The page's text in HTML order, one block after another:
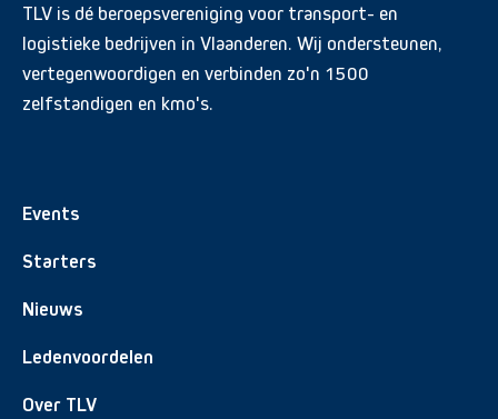
TLV is dé beroepsvereniging voor transport- en
logistieke bedrijven in Vlaanderen. Wij ondersteunen,
vertegenwoordigen en verbinden zo'n 1500
zelfstandigen en kmo's.
Events
Starters
Nieuws
Ledenvoordelen
Over TLV